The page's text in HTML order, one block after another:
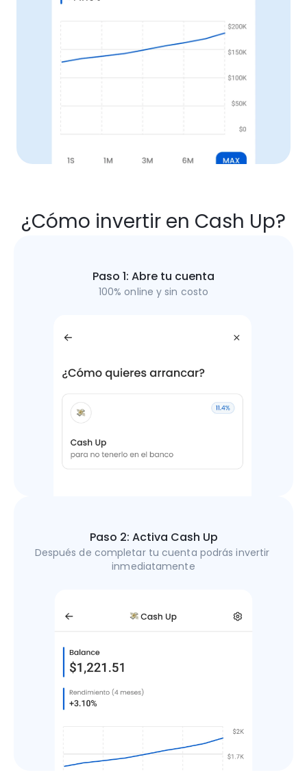
¿Cómo invertir en Cash Up?
Paso 1: Abre tu cuenta
100% online y sin costo
Paso 2: Activa Cash Up
Después de completar tu cuenta podrás invertir
inmediatamente